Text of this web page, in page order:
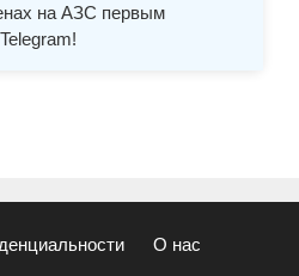
на АЗС первым
О нас